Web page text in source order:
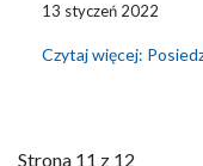
13 styczeń 2022
Czytaj więcej:
Strona 11 z 12